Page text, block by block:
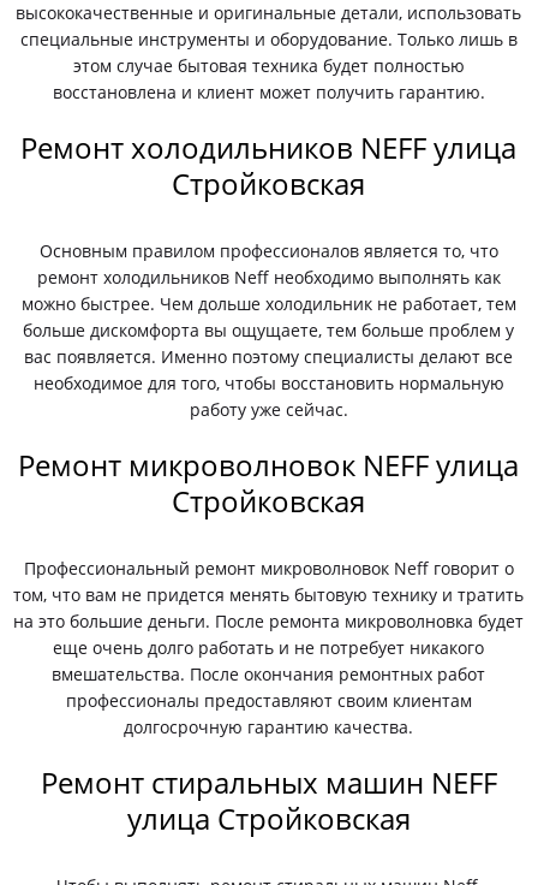
высококачественные и оригинальные детали, использовать
специальные инструменты и оборудование. Только лишь в
этом случае бытовая техника будет полностью
восстановлена и клиент может получить гарантию.
Ремонт холодильников NEFF улица
Стройковская
Основным правилом профессионалов является то, что
ремонт холодильников Neff необходимо выполнять как
можно быстрее. Чем дольше холодильник не работает, тем
больше дискомфорта вы ощущаете, тем больше проблем у
вас появляется. Именно поэтому специалисты делают все
необходимое для того, чтобы восстановить нормальную
работу уже сейчас.
Ремонт микроволновок NEFF улица
Стройковская
Профессиональный ремонт микроволновок Neff говорит о
том, что вам не придется менять бытовую технику и тратить
на это большие деньги. После ремонта микроволновка будет
еще очень долго работать и не потребует никакого
вмешательства. После окончания ремонтных работ
профессионалы предоставляют своим клиентам
долгосрочную гарантию качества.
Ремонт стиральных машин NEFF
улица Стройковская